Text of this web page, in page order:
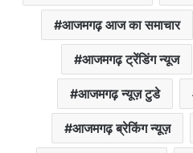
आजमगढ़ आज का समाचार
आजमगढ़ ट्रेंडिंग न्यूज
आजमगढ़ न्यूज़ टुडे
आजमगढ़ ब्रेकिंग न्यूज़